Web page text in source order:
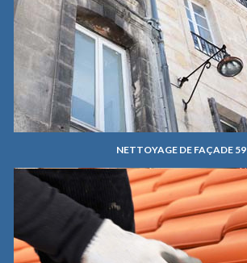
NETTOYAGE DE FAÇADE 59